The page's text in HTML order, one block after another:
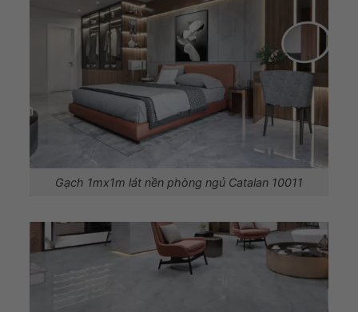
Gạch 1mx1m lát nền phòng ngủ Catalan 10011